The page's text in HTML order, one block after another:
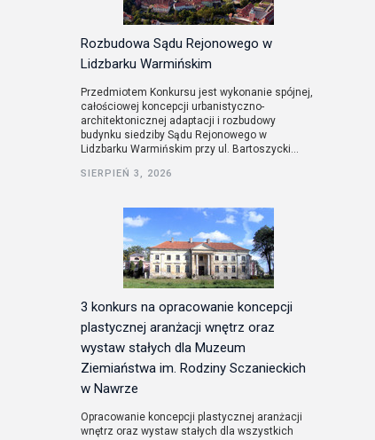
Rozbudowa Sądu Rejonowego w
Lidzbarku Warmińskim
Przedmiotem Konkursu jest wykonanie spójnej,
całościowej koncepcji urbanistyczno-
architektonicznej adaptacji i rozbudowy
budynku siedziby Sądu Rejonowego w
Lidzbarku Warmińskim przy ul. Bartoszycki...
SIERPIEŃ 3, 2026
3 konkurs na opracowanie koncepcji
plastycznej aranżacji wnętrz oraz
wystaw stałych dla Muzeum
Ziemiaństwa im. Rodziny Sczanieckich
w Nawrze
Opracowanie koncepcji plastycznej aranżacji
wnętrz oraz wystaw stałych dla wszystkich